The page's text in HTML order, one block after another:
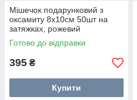
Мішечок подарунковий з
оксамиту 8x10см 50шт на
затяжках, рожевий
Готово до відправки
395 ₴
Купити